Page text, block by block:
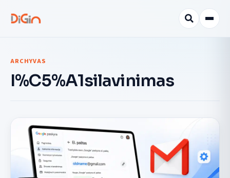
ARCHYVAS
I%C5%A1silavinimas